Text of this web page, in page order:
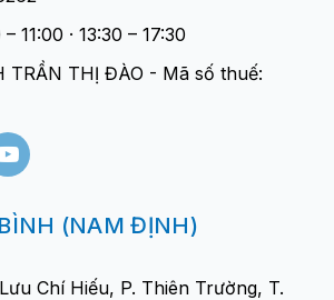
11:00 · 13:30 – 17:30
TRẦN THỊ ĐÀO - Mã số thuế:
(NAM ĐỊNH)
Chí Hiếu, P. Thiên Trường, T.